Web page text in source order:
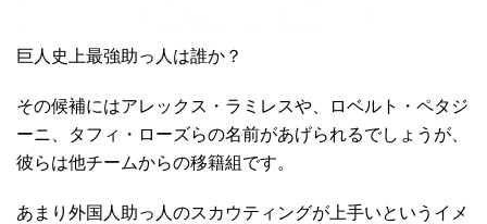
巨人史上最強助っ人は誰か？
その候補にはアレックス・ラミレスや、ロベルト・ペタジ
ーニ、タフィ・ローズらの名前があげられるでしょうが、
彼らは他チームからの移籍組です。
あまり外国人助っ人のスカウティングが上手いというイメ